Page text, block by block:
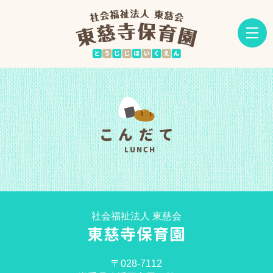
こんだて
LUNCH
社会福祉法人 東慈会
東慈寺保育園
〒028-7112